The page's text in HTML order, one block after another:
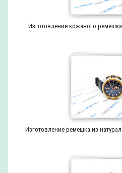
Изготовление кожаного
Изготовление ремешка из